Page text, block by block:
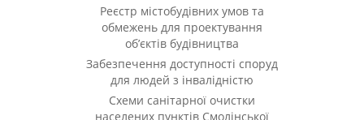
Реєстр містобудівних умов та
обмежень для проектування
об’єктів будівництва
Забезпечення доступності споруд
для людей з інвалідністю
Cхеми санітарної очистки
населених пунктів Смолінської